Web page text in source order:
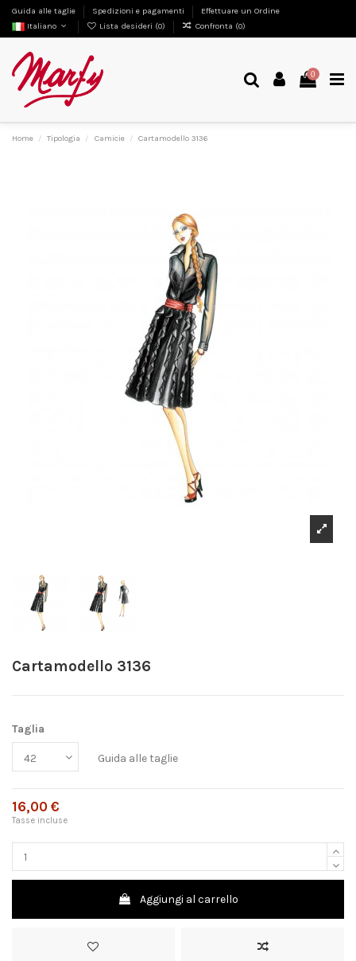
Guida alle taglie Spedizioni e pagamenti
Effettuare un Ordine
Italiano
Lista desideri (0) Confronta (0)
0
Home Tipologia Camicie Cartamodello 3136
Cartamodello 3136
Taglia
Guida alle taglie
16,00 €
Tasse incluse
Aggiungi al carrello